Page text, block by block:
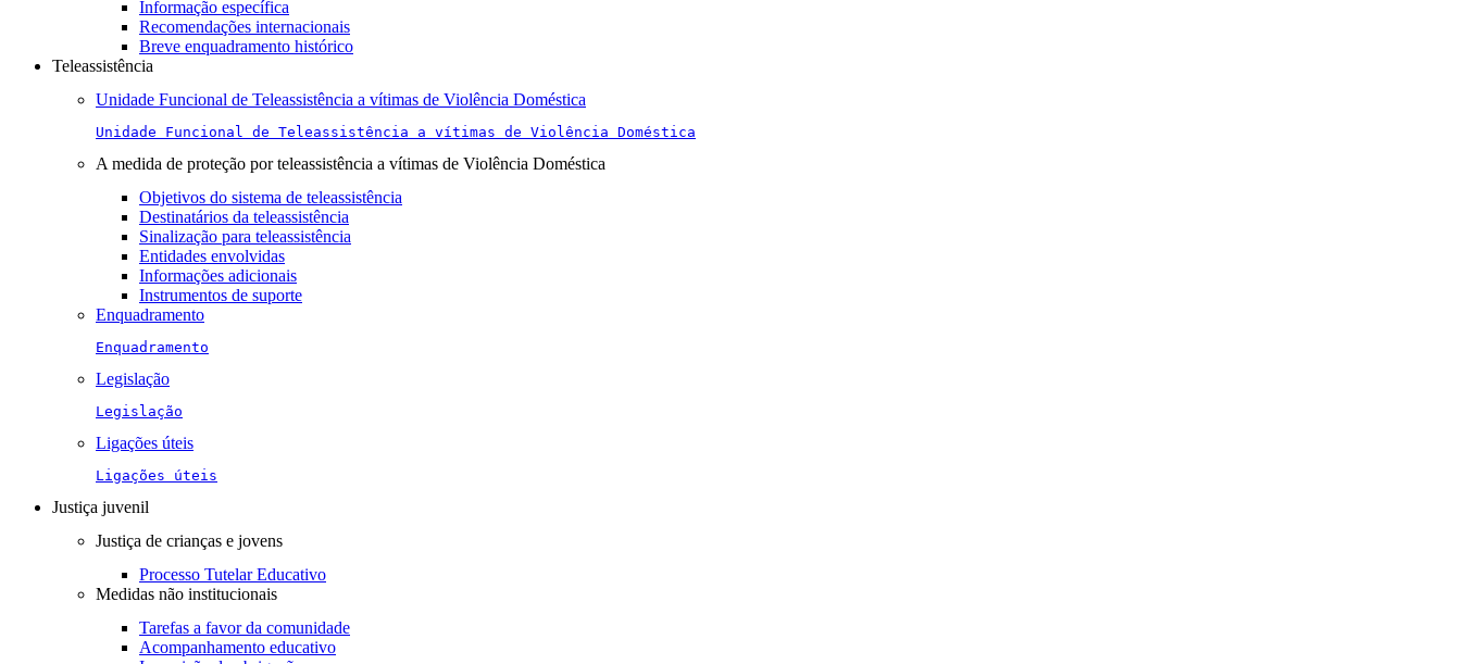
Informação específica
Recomendações internacionais
Breve enquadramento histórico
Teleassistência
Unidade Funcional de Teleassistência a vítimas de Violência Doméstica
Unidade Funcional de Teleassistência a vítimas de Violência Doméstica
A medida de proteção por teleassistência a vítimas de Violência Doméstica
Objetivos do sistema de teleassistência
Destinatários da teleassistência
Sinalização para teleassistência
Entidades envolvidas
Informações adicionais
Instrumentos de suporte
Enquadramento
Enquadramento
Legislação
Legislação
Ligações úteis
Ligações úteis
Justiça juvenil
Justiça de crianças e jovens
Processo Tutelar Educativo
Medidas não institucionais
Tarefas a favor da comunidade
Acompanhamento educativo